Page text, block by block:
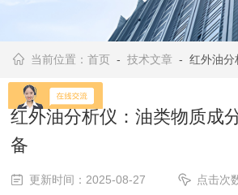
当前位置：首页 -技术文章 - 红外油分析仪
红外油分析仪：油类物质成
备​
更新时间：2025-08-27 点击次